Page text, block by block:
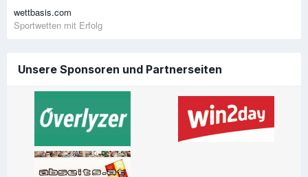
wettbasis.com
Sportwetten mit Erfolg
Unsere Sponsoren und Partnerseiten